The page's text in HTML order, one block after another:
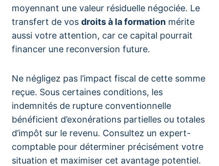
moyennant une valeur résiduelle négociée. Le
transfert de vos droits à la formation mérite
aussi votre attention, car ce capital pourrait
financer une reconversion future.
Ne négligez pas l’impact fiscal de cette somme
reçue. Sous certaines conditions, les
indemnités de rupture conventionnelle
bénéficient d’exonérations partielles ou totales
d’impôt sur le revenu. Consultez un expert-
comptable pour déterminer précisément votre
situation et maximiser cet avantage potentiel.